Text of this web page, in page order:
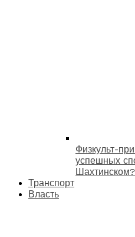
Физкульт-
успешных
Шахтинском?
Транспорт
Власть